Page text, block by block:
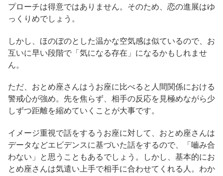
プローチは得意ではありません。そのため、恋の進展はゆ
っくりめでしょう。
しかし、ほのぼのとした温かな空気感は似ているので、お
互いに早い段階で「気になる存在」になるかもしれませ
ん。
ただ、おとめ座さんはうお座に比べると人間関係における
警戒心が強め。先を焦らず、相手の反応を見極めながら少
しずつ距離を縮めていくことが大事です。
イメージ重視で話をするうお座に対して、おとめ座さんは
データなどエビデンスに基づいた話をするので、「嚙み合
わない」と思うこともあるでしょう。しかし、基本的にお
とめ座さんは気遣い上手で相手に合わせてくれる人。わか